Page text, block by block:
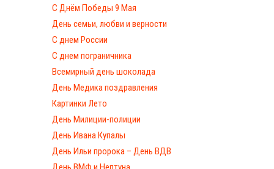
С Днём Победы 9 Мая
День семьи, любви и верности
С днем России
С днем пограничника
Всемирный день шоколада
День Медика поздравления
Картинки Лето
День Милиции-полиции
День Ивана Купалы
День Ильи пророка – День ВДВ